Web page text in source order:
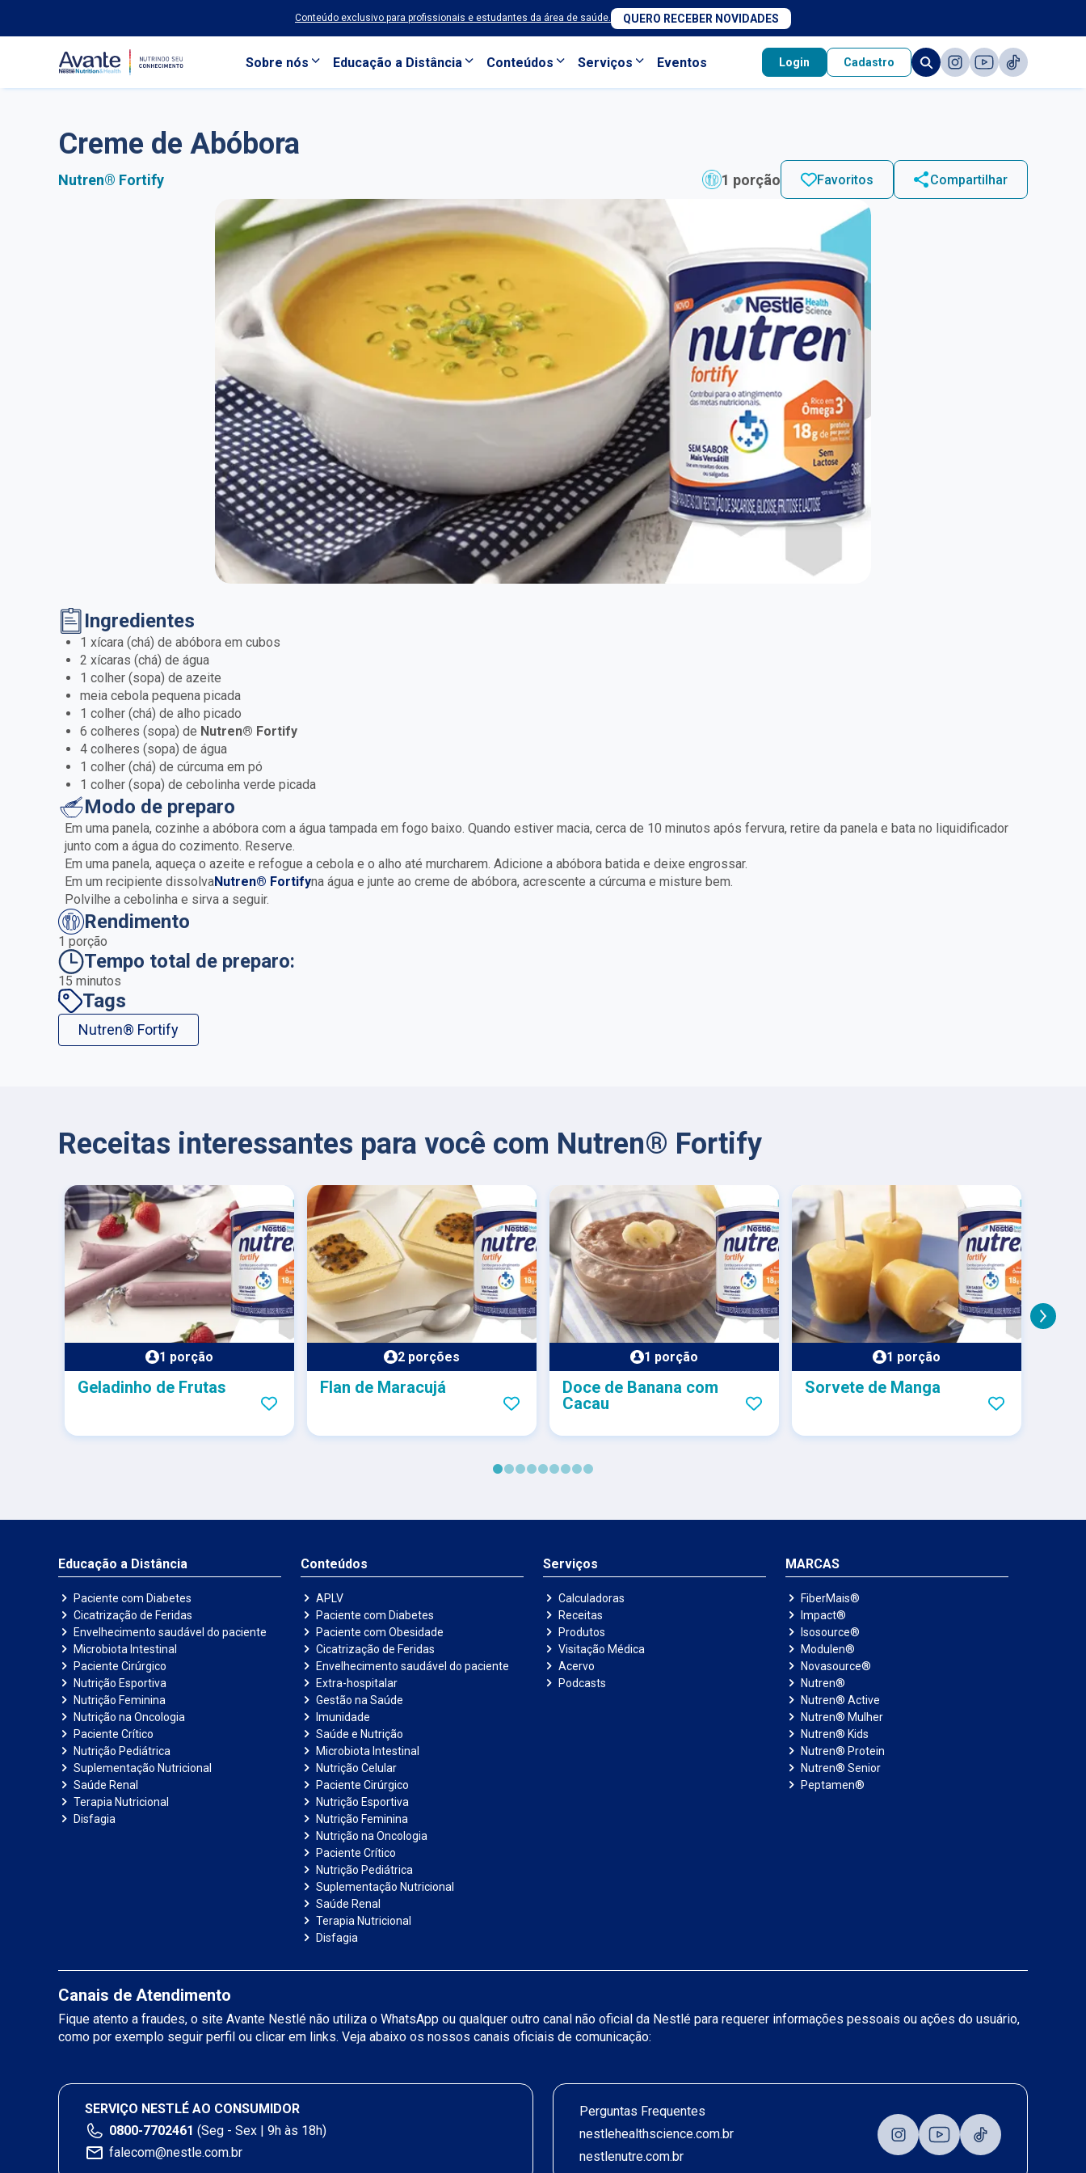
Conteúdo exclusivo para profissionais e estudantes da área de saúde. QUERO RECEBER NOVIDADES
Sobre nós Educação a Distância Conteúdos Serviços Eventos Login Cadastro
Creme de Abóbora
Nutren® Fortify 1 porção Favoritos Compartilhar
Ingredientes
1 xícara (chá) de abóbora em cubos
2 xícaras (chá) de água
1 colher (sopa) de azeite
meia cebola pequena picada
1 colher (chá) de alho picado
6 colheres (sopa) de Nutren® Fortify
4 colheres (sopa) de água
1 colher (chá) de cúrcuma em pó
1 colher (sopa) de cebolinha verde picada
Modo de preparo
Em uma panela, cozinhe a abóbora com a água tampada em fogo baixo. Quando estiver macia, cerca de 10 minutos após fervura, retire da panela e bata no liquidificador
junto com a água do cozimento. Reserve.
Em uma panela, aqueça o azeite e refogue a cebola e o alho até murcharem. Adicione a abóbora batida e deixe engrossar.
Em um recipiente dissolvaNutren® Fortifyna água e junte ao creme de abóbora, acrescente a cúrcuma e misture bem.
Polvilhe a cebolinha e sirva a seguir.
Rendimento
1 porção
Tempo total de preparo:
15 minutos
Tags
Nutren® Fortify
Receitas interessantes para você com Nutren® Fortify
1 porção
Geladinho de Frutas
2 porções
Flan de Maracujá
1 porção
Doce de Banana com
Cacau
1 porção
Sorvete de Manga
Educação a Distância
Paciente com Diabetes
Cicatrização de Feridas
Envelhecimento saudável do paciente
Microbiota Intestinal
Paciente Cirúrgico
Nutrição Esportiva
Nutrição Feminina
Nutrição na Oncologia
Paciente Crítico
Nutrição Pediátrica
Suplementação Nutricional
Saúde Renal
Terapia Nutricional
Disfagia
Conteúdos
APLV
Paciente com Diabetes
Paciente com Obesidade
Cicatrização de Feridas
Envelhecimento saudável do paciente
Extra-hospitalar
Gestão na Saúde
Imunidade
Saúde e Nutrição
Microbiota Intestinal
Nutrição Celular
Paciente Cirúrgico
Nutrição Esportiva
Nutrição Feminina
Nutrição na Oncologia
Paciente Crítico
Nutrição Pediátrica
Suplementação Nutricional
Saúde Renal
Terapia Nutricional
Disfagia
Serviços
Calculadoras
Receitas
Produtos
Visitação Médica
Acervo
Podcasts
MARCAS
FiberMais®
Impact®
Isosource®
Modulen®
Novasource®
Nutren®
Nutren® Active
Nutren® Mulher
Nutren® Kids
Nutren® Protein
Nutren® Senior
Peptamen®
Canais de Atendimento
Fique atento a fraudes, o site Avante Nestlé não utiliza o WhatsApp ou qualquer outro canal não oficial da Nestlé para requerer informações pessoais ou ações do usuário,
como por exemplo seguir perfil ou clicar em links. Veja abaixo os nossos canais oficiais de comunicação:
SERVIÇO NESTLÉ AO CONSUMIDOR
0800-7702461 (Seg - Sex | 9h às 18h)
falecom@nestle.com.br
Perguntas Frequentes
nestlehealthscience.com.br
nestlenutre.com.br